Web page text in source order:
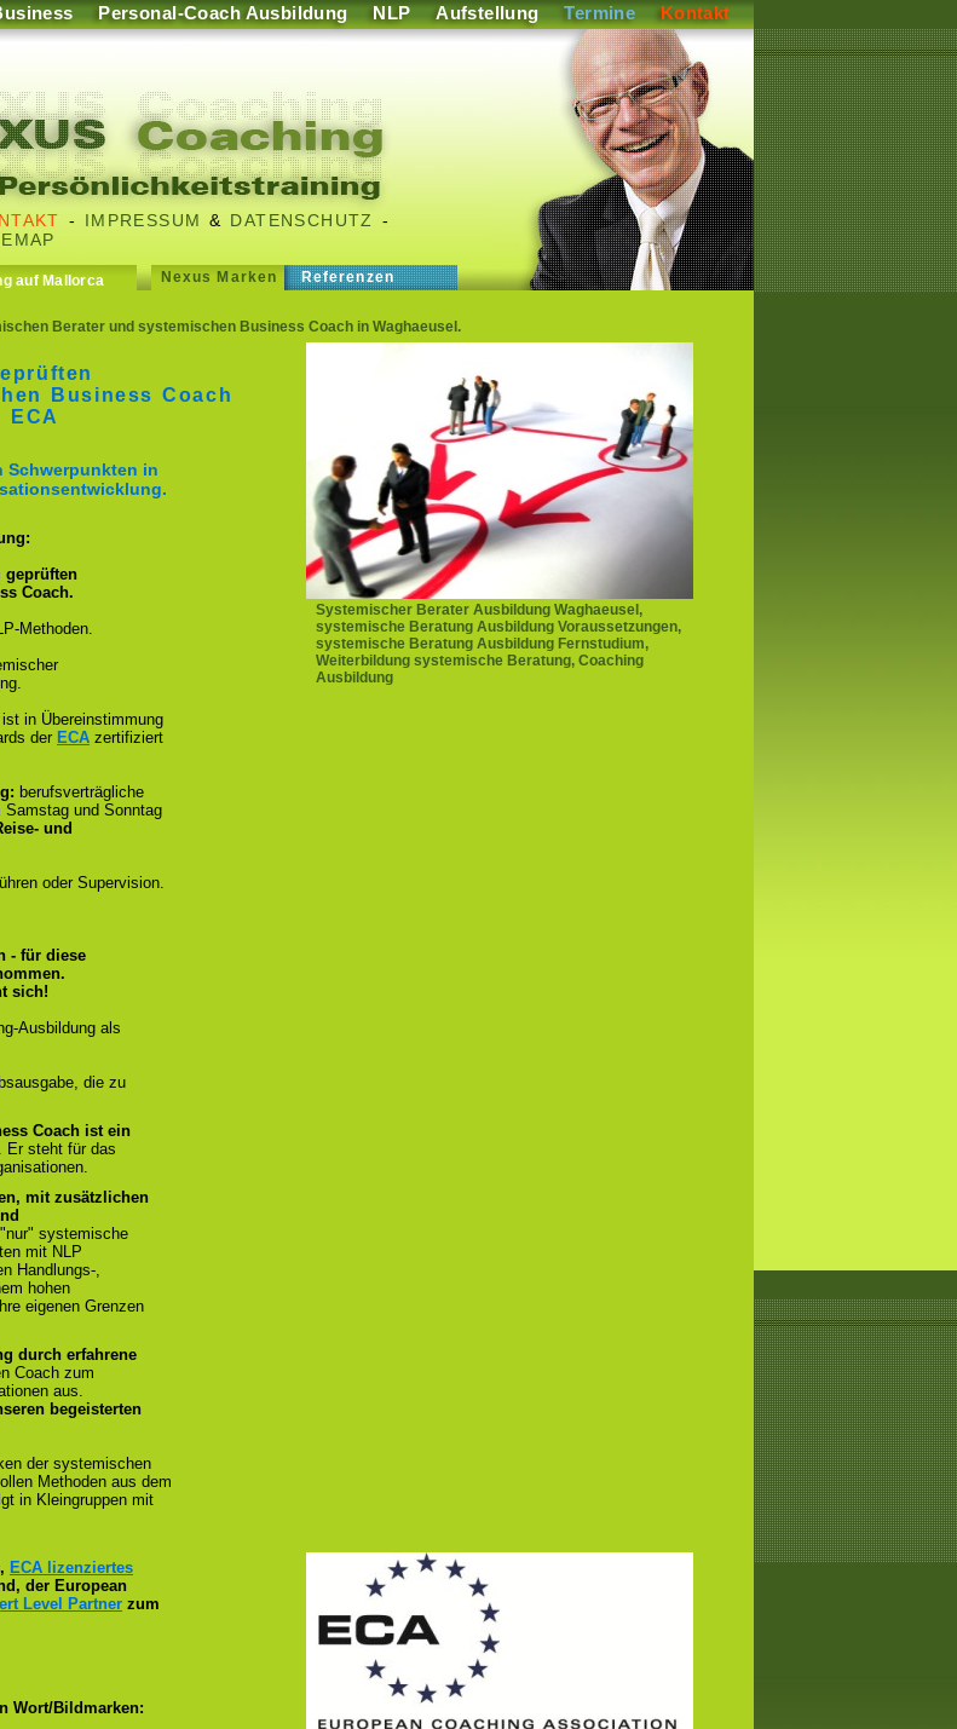
Personal-Coach Ausbildung NLP Aufstellung Termine Kontakt
- IMPRESSUM & DATENSCHUTZ
-
auf Mallorca Nexus Marken Referenzen
Berater und systemischen Business Coach in Waghaeusel.
Systemischer Berater Ausbildung Waghaeusel,
systemische Beratung Ausbildung Voraussetzungen,
systemische Beratung Ausbildung Fernstudium,
Weiterbildung systemische Beratung, Coaching
Ausbildung
Business Coach
ECA
Schwerpunkten in
geprüften
Coach.
Methoden.
in Übereinstimmung
der ECA zertifiziert
berufsverträgliche
und Sonntag
und
oder Supervision.
- für diese
sich!
Ausbildung als
die zu
Coach ist ein
Er steht für das
mit zusätzlichen
systemische
mit NLP
Handlungs-,
hohen
eigenen Grenzen
durch erfahrene
Coach zum
aus.
begeisterten
der systemischen
Methoden aus dem
in Kleingruppen mit
ECA lizenziertes
der European
Level Partner zum
Wort/Bildmarken: